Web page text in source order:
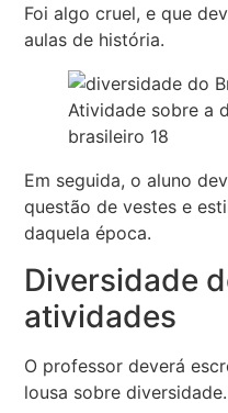
Foi algo cruel, e que
aulas de história.
Atividade sobre a
brasileiro 18
Em seguida, o aluno
questão de vestes e
daquela época.
Diversidade
atividades
O professor deverá
lousa sobre diversidade.